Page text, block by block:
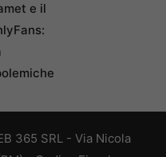
e il
365 SRL - Via Nicola